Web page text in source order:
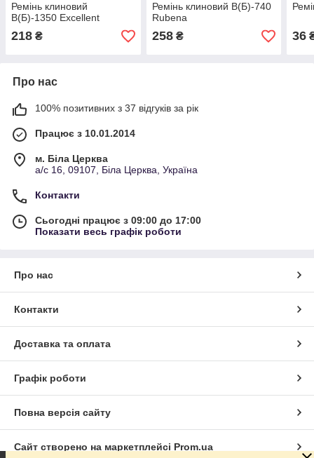
Ремінь клиновий
В(Б)-1350 Excellent
218 ₴
Ремінь клиновий В(Б)-740
Rubena
258₴ 36
Про нас
100% позитивних з 37 відгуків за рік
Працює з 10.01.2014
м. Біла Церква
а/с 16, 09107, Біла Церква, Україна
Контакти
Сьогодні працює з 09:00 до 17:00
Показати весь графік роботи
Про нас
Контакти
Доставка та оплата
Графік роботи
Повна версія сайту
Сайт створено на маркетплейсі Prom.ua